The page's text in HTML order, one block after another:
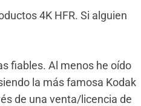
4K HFR. Si alguien
fiables. Al menos he oído
la más famosa Kodak
de una venta/licencia de